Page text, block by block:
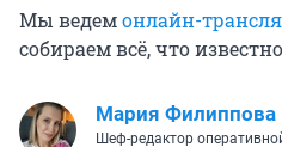
Мы ведемонлайн-
собираем всё, что
Мария Филиппова
Шеф-редактор